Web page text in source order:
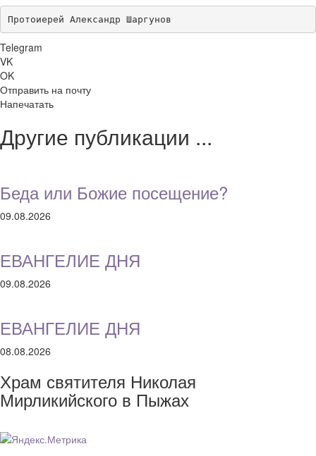
Протоиерей Александр Шаргунов
Telegram
VK
OK
Отправить на почту
Напечатать
Другие публикации ...
Беда или Божие посещение?
09.08.2026
ЕВАНГЕЛИЕ ДНЯ
09.08.2026
ЕВАНГЕЛИЕ ДНЯ
08.08.2026
Храм святителя Николая
Мирликийского в Пыжах